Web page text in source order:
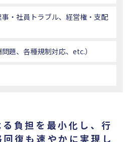
・社員トラブル、経営権・支配
題、各種規制対応、etc.）
負担を最小化し、行
復も速やかに実現し